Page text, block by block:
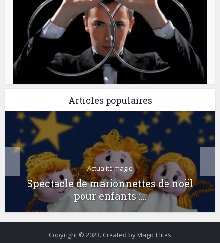
Articles populaires
Actualité magie
Spectacle de marionnettes de noël
pour enfants :...
Copyright © 2023. Created by Magic Elites